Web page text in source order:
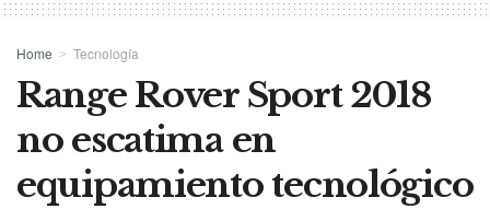
Home Tecnología
Range Rover Sport 2018
no escatima en
equipamiento tecnológico